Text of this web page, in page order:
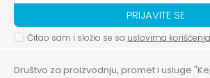
PRIJAVITE SE
Čitao sam i složio se sa uslovima korišćenja
Društvo za proizvodnju, promet i usluge